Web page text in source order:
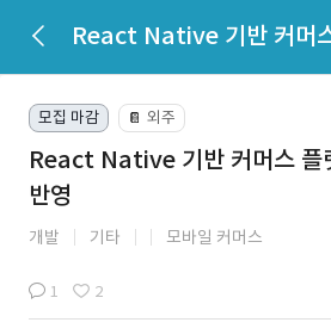
모집 마감 📔 외주
React Native 기반 커머스 플
반영
개발 기타 모바일 커머스
1 2